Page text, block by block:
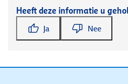
Heeft deze informatie u
Ja Nee